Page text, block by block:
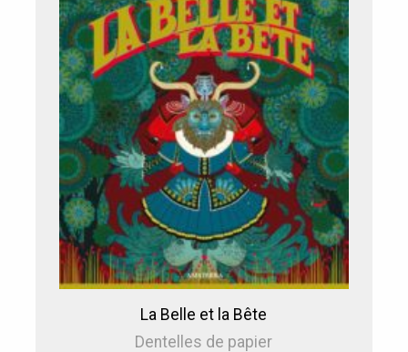
La Belle et la Bête
Dentelles de papier